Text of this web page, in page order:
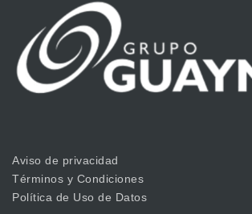
Aviso de privacidad
Términos y Condiciones
Política de Uso de Datos